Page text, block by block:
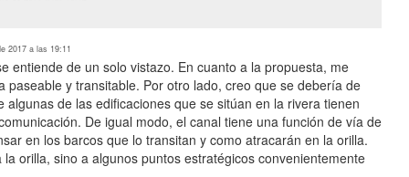
2017 a las 19:11
entiende de un solo vistazo. En cuanto a la propuesta, me
y transitable. Por otro lado, creo que se debería de
de las edificaciones que se sitúan en la rivera tienen
De igual modo, el canal tiene una función de vía de
en los barcos que lo transitan y como atracarán en la orilla.
orilla, sino a algunos puntos estratégicos convenientemente